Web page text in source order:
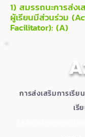
1) สมรรถนะการส่ง
ผู้เรียนมีส่วนร่วม
Facilitator): (A)
การส่งเสริมการเรี
เรี